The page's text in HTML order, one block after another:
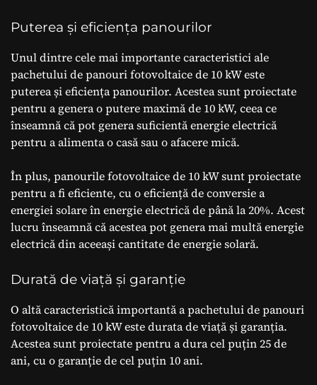
Puterea și eficiența panourilor
Unul dintre cele mai importante caracteristici ale
pachetului de panouri fotovoltaice de 10 kW este
puterea și eficiența panourilor. Acestea sunt proiectate
pentru a genera o putere maximă de 10 kW, ceea ce
înseamnă că pot genera suficientă energie electrică
pentru a alimenta o casă sau o afacere mică.
În plus, panourile fotovoltaice de 10 kW sunt proiectate
pentru a fi eficiente, cu o eficiență de conversie a
energiei solare în energie electrică de până la 20%. Acest
lucru înseamnă că acestea pot genera mai multă energie
electrică din aceeași cantitate de energie solară.
Durată de viață și garanție
O altă caracteristică importantă a pachetului de panouri
fotovoltaice de 10 kW este durata de viață și garanția.
Acestea sunt proiectate pentru a dura cel puțin 25 de
ani, cu o garanție de cel puțin 10 ani.